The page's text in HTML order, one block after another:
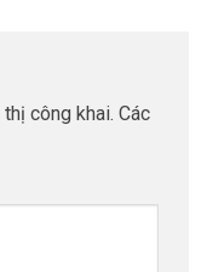
công khai. Các